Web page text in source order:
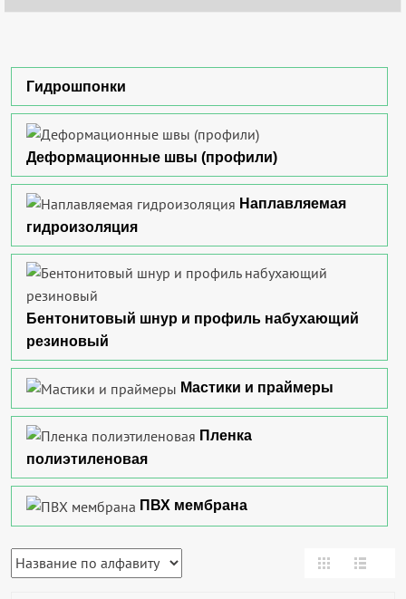
Гидрошпонки
Деформационные швы (профили)
Наплавляемая
гидроизоляция
Бентонитовый шнур и профиль набухающий
резиновый
Мастики и праймеры
Пленка
полиэтиленовая
ПВХ мембрана